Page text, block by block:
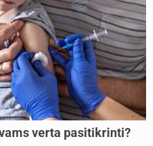
verta pasitikrinti?